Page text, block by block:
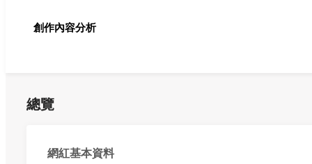
創作內容分析
總覽
網紅基本資料